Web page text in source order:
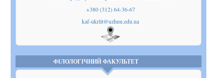
+380 (312) 64-36-67
kaf-ukrlit@uzhnu.edu.ua
Показати
на мапі
ФІЛОЛОГІЧНИЙ ФАКУЛЬТЕТ